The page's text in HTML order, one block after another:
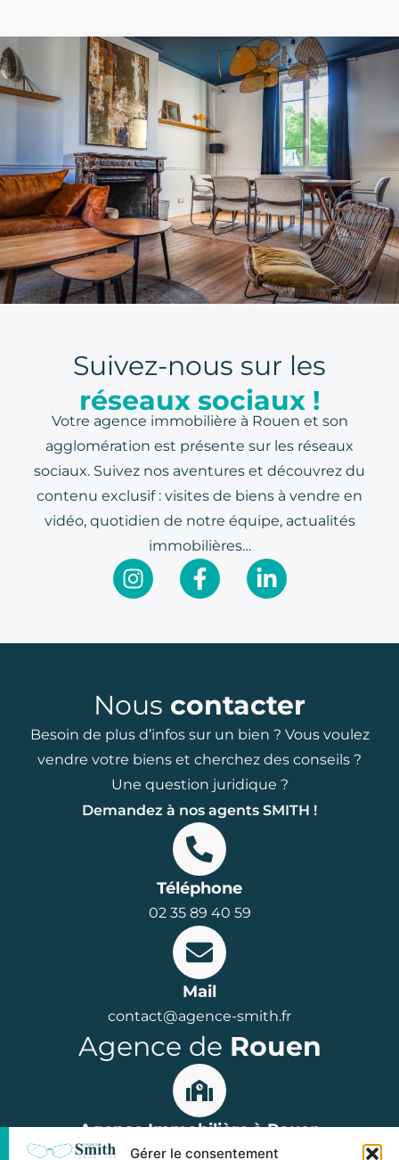
Gérer le consentement
Suivez-nous sur les
réseaux sociaux !
Votre agence immobilière à Rouen et son
agglomération est présente sur les réseaux
sociaux. Suivez nos aventures et découvrez du
contenu exclusif : visites de biens à vendre en
vidéo, quotidien de notre équipe, actualités
immobilières…
Nous contacter
Besoin de plus d’infos sur un bien ? Vous voulez
vendre votre biens et cherchez des conseils ?
Une question juridique ?
Demandez à nos agents SMITH !
Téléphone
02 35 89 40 59
Mail
contact@agence-smith.fr
Agence de Rouen
Agence Immobilière à Rouen
15 rue Jean Lecanuet, 76000 Rouen